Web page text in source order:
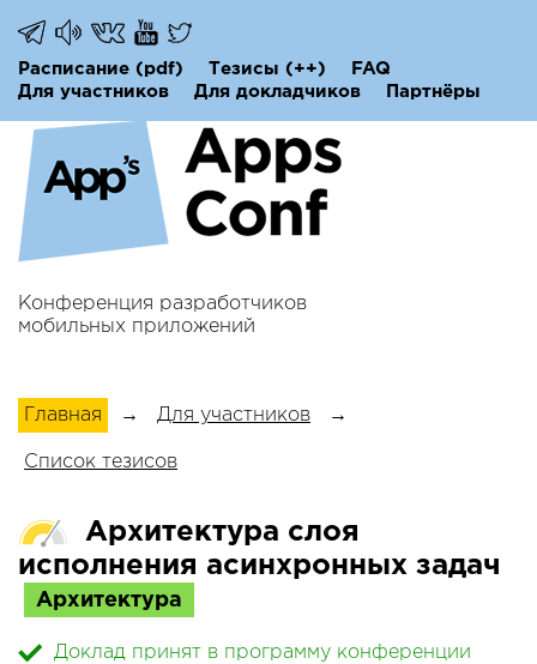
Расписание (pdf) Тезисы (++)
FAQ
Для участников
Для докладчиков Партнёры
Конференция разработчиков
мобильных приложений
Главная → Для участников →
Список тезисов
Архитектура слоя
исполнения асинхронных задач
Архитектура
Доклад принят в программу конференции